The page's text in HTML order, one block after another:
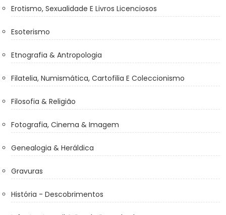
Erotismo, Sexualidade E Livros Licenciosos
Esoterismo
Etnografia & Antropologia
Filatelia, Numismática, Cartofilia E Coleccionismo
Filosofia & Religião
Fotografia, Cinema & Imagem
Genealogia & Heráldica
Gravuras
História - Descobrimentos